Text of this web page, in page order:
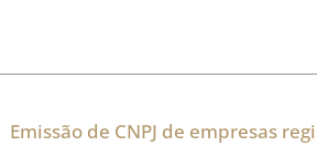
Emissão de CNPJ de empresas